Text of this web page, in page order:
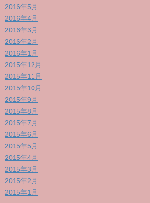
2016年5月
2016年4月
2016年3月
2016年2月
2016年1月
2015年12月
2015年11月
2015年10月
2015年9月
2015年8月
2015年7月
2015年6月
2015年5月
2015年4月
2015年3月
2015年2月
2015年1月